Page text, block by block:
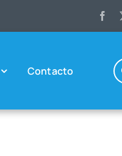
Con­tac­to